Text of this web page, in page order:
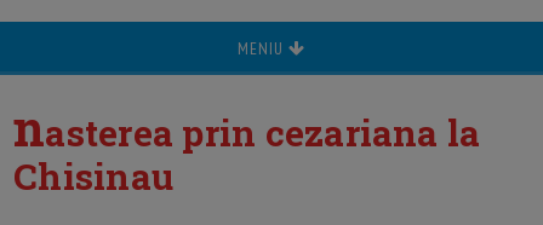
MENIU
nasterea prin cezariana la
Chisinau